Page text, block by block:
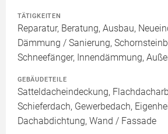
TÄTIGKEITEN
Reparatur, Beratung, Ausbau,
Dämmung / Sanierung,
Schneefänger, Innendämmung,
GEBÄUDETEILE
Satteldacheindeckung,
Schieferdach, Gewerbedach,
Dachabdichtung, Wand / Fassade